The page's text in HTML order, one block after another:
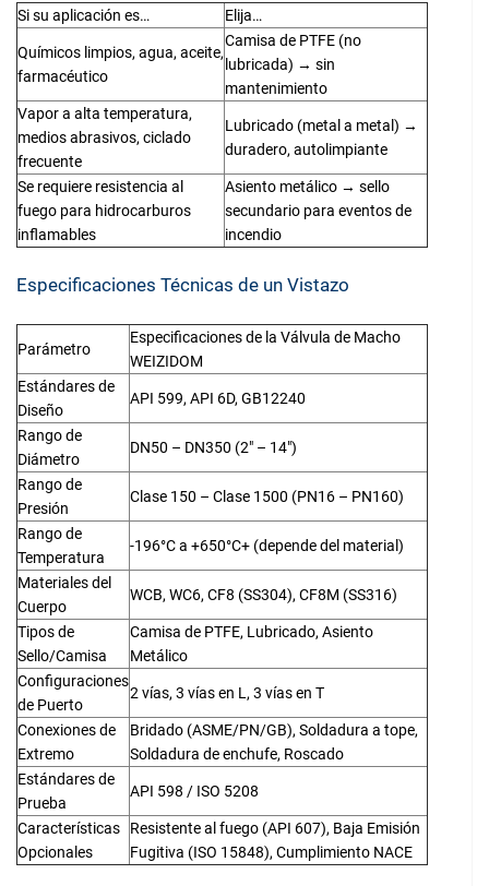
Si su aplicación es… Elija…
Químicos limpios, agua, aceite,
farmacéutico
Camisa de PTFE (no
lubricada) → sin
mantenimiento
Vapor a alta temperatura,
medios abrasivos, ciclado
frecuente
Lubricado (metal a metal) →
duradero, autolimpiante
Se requiere resistencia al
fuego para hidrocarburos
inflamables
Asiento metálico → sello
secundario para eventos de
incendio
Especificaciones Técnicas de un Vistazo
Parámetro
Especificaciones de la Válvula de Macho
WEIZIDOM
Estándares de
Diseño
API 599, API 6D, GB12240
Rango de
Diámetro
DN50 – DN350 (2″ – 14″)
Rango de
Presión
Clase 150 – Clase 1500 (PN16 – PN160)
Rango de
Temperatura
-196°C a +650°C+ (depende del material)
Materiales del
Cuerpo
WCB, WC6, CF8 (SS304), CF8M (SS316)
Tipos de
Sello/Camisa
Camisa de PTFE, Lubricado, Asiento
Metálico
Configuraciones
de Puerto
2 vías, 3 vías en L, 3 vías en T
Conexiones de
Extremo
Bridado (ASME/PN/GB), Soldadura a tope,
Soldadura de enchufe, Roscado
Estándares de
Prueba
API 598 / ISO 5208
Características
Opcionales
Resistente al fuego (API 607), Baja Emisión
Fugitiva (ISO 15848), Cumplimiento NACE